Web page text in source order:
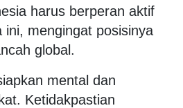
harus berperan aktif
ini, mengingat posisinya
global.
mental dan
Ketidakpastian